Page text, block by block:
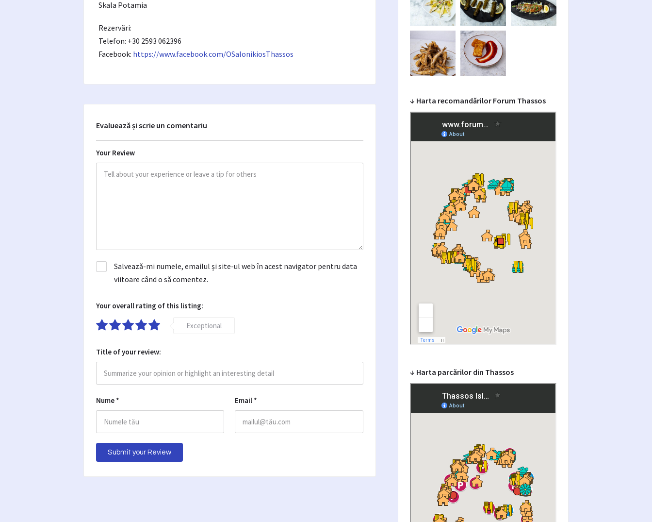
Skala Potamia
Rezervări:
Telefon: +30 2593 062396
Facebook: https://www.facebook.com/OSalonikiosThassos
Evaluează și scrie un comentariu
Your Review
Nume * Email *
Salvează-mi numele, emailul și site-ul web în acest navigator pentru data
viitoare când o să comentez.
Your overall rating of this listing:
Exceptional
Title of your review:
↓ Harta recomandărilor Forum Thassos
↓ Harta parcărilor din Thassos